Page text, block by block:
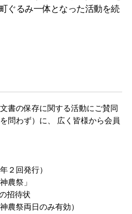
ぐるみ一体となった活動を続
書の保存に関する活動にご賛同
問わず）に、 広く皆様から会員
２回発行）
農祭」
招待状
祭両日のみ有効）